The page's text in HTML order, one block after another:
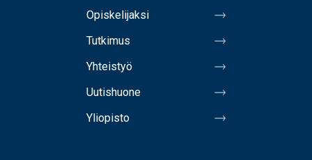
Opiskelijaksi
Tutkimus
Yhteistyö
Uutishuone
Yliopisto